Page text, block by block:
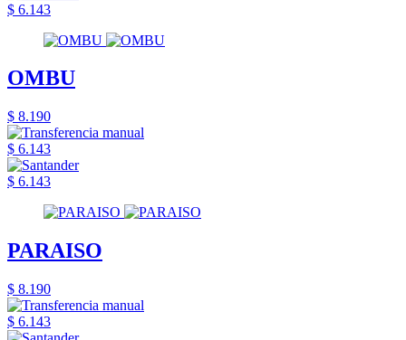
$ 6.143
OMBU
$ 8.190
$ 6.143
$ 6.143
PARAISO
$ 8.190
$ 6.143